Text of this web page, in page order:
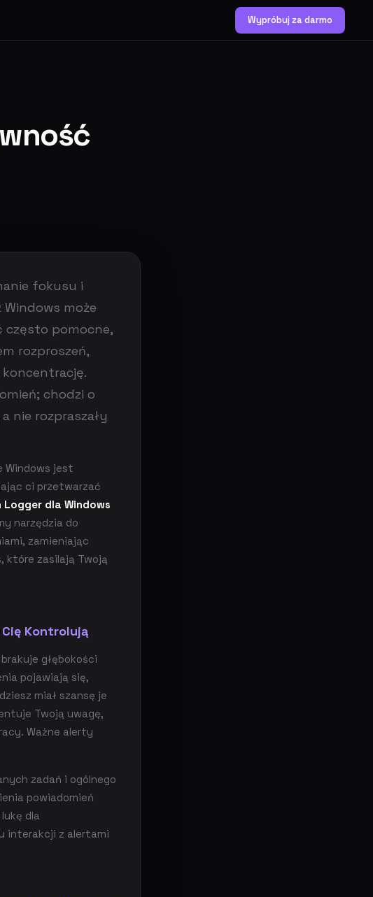
Wypróbuj za darmo
fokusu i
może
często pomocne,
rozproszeń,
chodzi o
nie rozpraszały
Windows jest
ci przetwarzać
dla Windows
narzędzia do
zamieniając
które zasilają Twoją
Kontrolują
głębokości
pojawiają się,
miał szansę je
Twoją uwagę,
Ważne alerty
zadań i ogólnego
powiadomień
dla
interakcji z alertami